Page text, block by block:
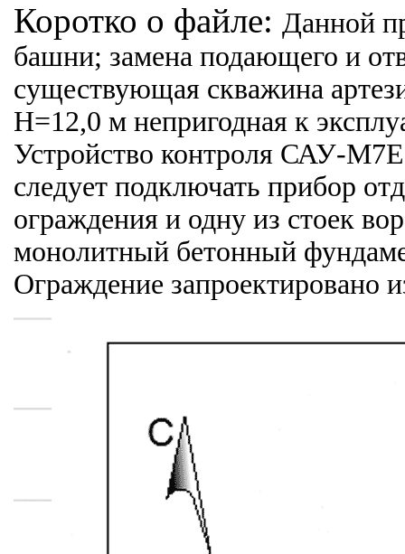
Коротко о файле: Данной
башни; замена подающего и
существующая скважина
Н=12,0 м непригодная к
Устройство контроля САУ-
следует подключать прибор
ограждения и одну из стоек
монолитный бетонный
Ограждение запроектировано